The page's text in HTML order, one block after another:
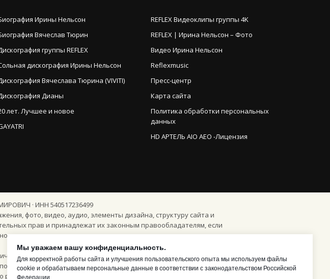
Мы уважаем вашу конфиденциальность.
Для корректной работы сайта и улучшения пользовательского опыта мы используем файлы
cookie и обрабатываем персональные данные в соответствии с законодательством Российской
Ирины Нельсон
Вячеслав Тюрин
группы REFLEX
дискография Ирины Нельсон
Вячеслава Тюрина (VIVITI)
Дианы
лет. Лучшее и новое
REFLEX Видеоклипы группы 4K
REFLEX | Ирина Нельсон – Фото
Видео Ирина Нельсон
Reflexmusic
Пресс-центр
Карта сайта
Политика обработки персональных
данных
HD АРТЕЛЬ AIO AEO -Лицензия
· ИНН 540517236499
фото, видео, аудио, элементы дизайна, структуру сайта и
прав и принадлежат их законным правообладателям, если
иное.
воспроизведение, машинное извлечение, переупаковка,
материалов сайта полностью или частично допускается
разрешения правообладателя.